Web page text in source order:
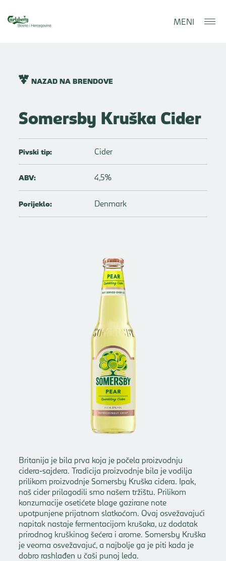
MENI
NAZAD NA BRENDOVE
Somersby Kruška Cider
Pivski tip: Cider
ABV: 4,5%
Porijeklo: Denmark
Britanija je bila prva koja je počela proizvodnju
cidera-sajdera. Tradicija proizvodnje bila je vodilja
prilikom proizvodnje Somersby Kruška cidera. Ipak,
naš cider prilagodili smo našem tržištu. Prilikom
konzumacije osetićete blage gazirane note
upotpunjene prijatnom slatkoćom. Ovaj osvežavajući
napitak nastaje fermentacijom krušaka, uz dodatak
prirodnog kruškinog šećera i arome. Somersby Kruška
je veoma osvežavajuć, a najbolje ga je piti kada je
dobro rashlađen u čaši punoj leda.